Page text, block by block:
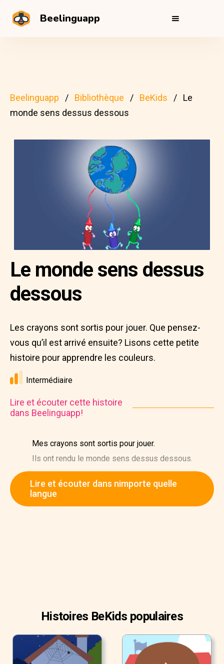
Beelinguapp
Beelinguapp Bibliothèque BeKids
Le
monde sens dessus dessous
Le monde sens dessus
dessous
Les crayons sont sortis pour jouer. Que pensez-
vous qu’il est arrivé ensuite? Lisons cette petite
histoire pour apprendre les couleurs.
Intermédiaire
Lire et écouter cette histoire
dans Beelinguapp!
Mes crayons sont sortis pour jouer.
Ils ont rendu le monde sens dessus dessous.
Lire et écouter dans nimporte quelle
langue
Histoires BeKids populaires